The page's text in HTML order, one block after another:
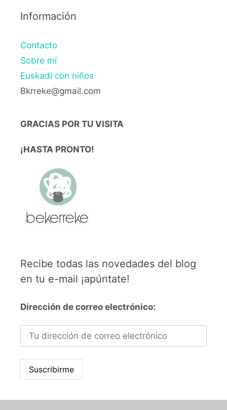
Información
Contacto
Sobre mí
Euskadi con niños
Bkrreke@gmail.com
GRACIAS POR TU VISITA
¡HASTA PRONTO!
Recibe todas las novedades del blog
en tu e-mail ¡apúntate!
Dirección de correo electrónico: